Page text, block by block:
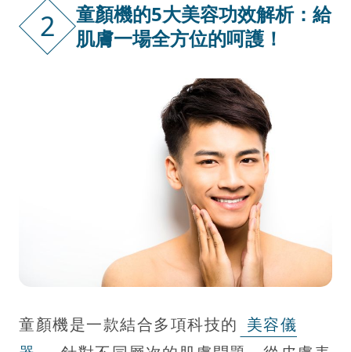
2
童顏機的5大美容功效解析：給
肌膚一場全方位的呵護！
童顏機是一款結合多項科技的 美容儀